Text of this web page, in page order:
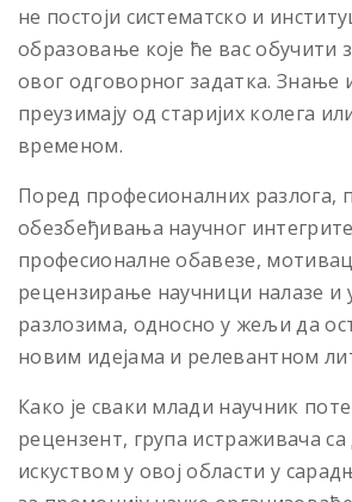
не постоји систематско и
образовање које ће вас обучити
овог одговорног задатка. Знање
преузимају од старијих колега
временом.
Поред професионалних разлога,
обезбеђивања научног
професионалне обавезе,
рецензирање научници налазе и
разлозима, односно у жељи да
новим идејама и релевантном
Како је сваки млади научник
рецензент, група истраживача
искуством у овој области у